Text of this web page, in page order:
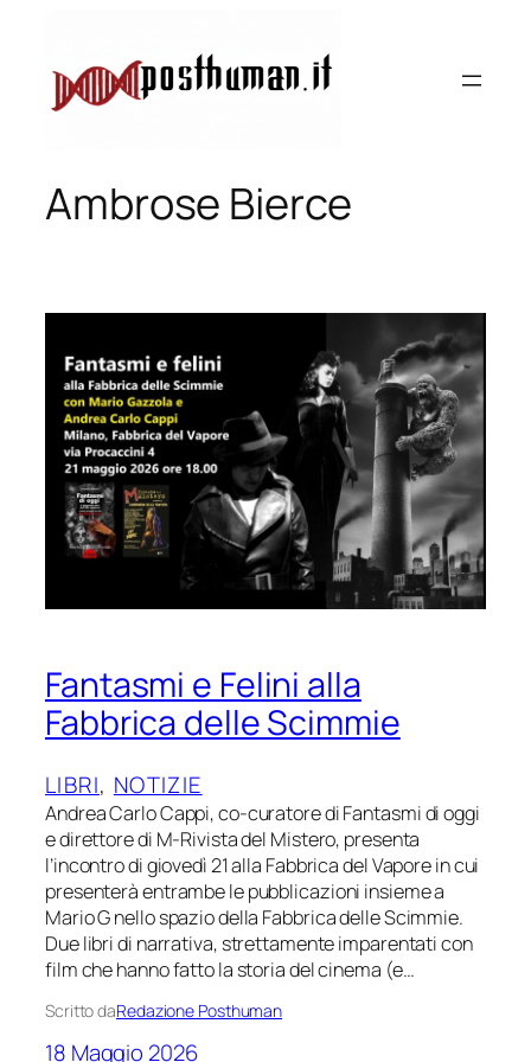
contenuto
Ambrose Bierce
Fantasmi e Felini alla
Fabbrica delle Scimmie
LIBRI, NOTIZIE
Andrea Carlo Cappi, co-curatore di Fantasmi di oggi
e direttore di M-Rivista del Mistero, presenta
l’incontro di giovedì 21 alla Fabbrica del Vapore in cui
presenterà entrambe le pubblicazioni insieme a
Mario G nello spazio della Fabbrica delle Scimmie.
Due libri di narrativa, strettamente imparentati con
film che hanno fatto la storia del cinema (e…
Scritto daRedazione Posthuman
18 Maggio 2026